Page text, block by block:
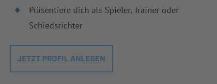
Präsentiere dich als Spieler, Trainer oder
Schiedsrichter
JETZT PROFIL ANLEGEN